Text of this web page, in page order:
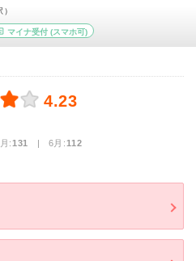
マイナ受付 (スマホ可)
4.23
:131 | 6月:112